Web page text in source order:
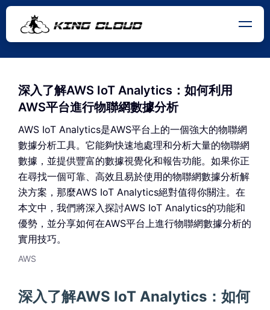
深入了解AWS IoT Analytics：如何利用
AWS平台進行物聯網數據分析
AWS IoT Analytics是AWS平台上的一個強大的物聯網
數據分析工具。它能夠快速地處理和分析大量的物聯網
數據，並提供豐富的數據視覺化和報告功能。如果你正
在尋找一個可靠、高效且易於使用的物聯網數據分析解
決方案，那麼AWS IoT Analytics絕對值得你關注。在
本文中，我們將深入探討AWS IoT Analytics的功能和
優勢，並分享如何在AWS平台上進行物聯網數據分析的
實用技巧。
AWS
深入了解AWS IoT Analytics：如何